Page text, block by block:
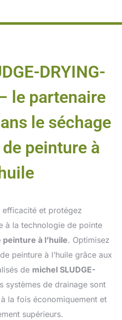
DRYING-
le partenaire
le séchage
peinture à
et protégez
à la technologie de pointe
à l’huile. Optimisez
peinture à l’huile grâce aux
de michel SLUDGE-
systèmes de drainage sont
la fois économiquement et
supérieurs.